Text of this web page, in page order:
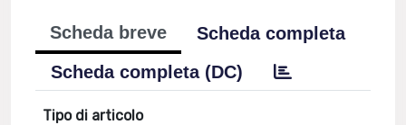
Scheda breve
Scheda completa
Scheda completa (DC)
Tipo di articolo